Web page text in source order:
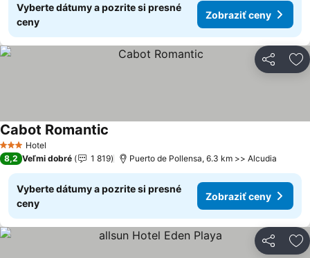
Vyberte dátumy a pozrite si presné
ceny
Zobraziť ceny
Zdieľať
3 Počet hviezdičiek
Hotel
Cabot Romantic
8,2 Veľmi dobré 1 819 Puerto de Pollensa, 6.3 km >> Alcudia
Vyberte dátumy a pozrite si presné
ceny
Zobraziť ceny
Zdieľať